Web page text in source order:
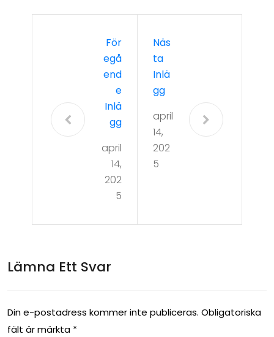
För
Egå
End
E
Inlä
Gg
april
14,
202
5
Näs
Ta
Inlä
Gg
april
14,
202
5
Lämna Ett Svar
Din e-postadress kommer inte publiceras. Obligatoriska
fält är märkta *